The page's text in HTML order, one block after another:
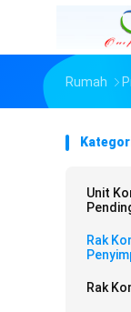
Rumah
Unit
Rak
Rak